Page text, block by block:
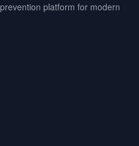
platform for modern